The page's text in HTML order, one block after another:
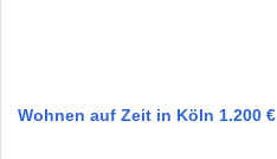
Wohnen auf Zeit in Köln 1.200 €